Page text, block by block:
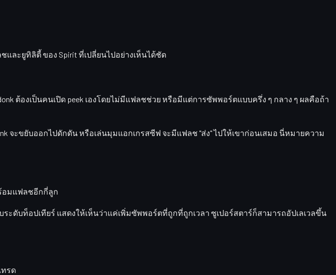
และยูทิลิตี้ของ Spirit ที่เปลี่ยนไปอย่างเห็นได้ชัด
ต้องเป็นคนเปิด peek เองโดยไม่มีแฟลชช่วย หรือมีแต่การซัพพอร์ตแบบครึ่ง ๆ กลาง ๆ ผลคือถ้า
จะขยับออกไปดักดัน หรือเล่นมุมแอกเกรสซีฟ จะมีแฟลช "ส่ง" ไปให้เขาก่อนเสมอ นี่หมายความ
อมแฟลชอีกกี่ลูก
ะดับท็อปเทียร์ แสดงให้เห็นว่าแค่เพิ่มซัพพอร์ตที่ถูกที่ถูกเวลา ซูเปอร์สตาร์ก็สามารถอัปเลเวลขึ้น
ทรด